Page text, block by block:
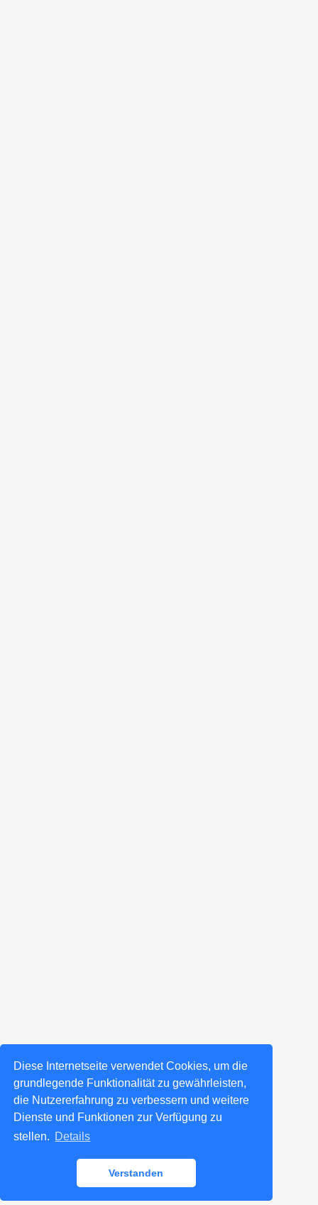
Diese Internetseite verwendet Cookies, um die
grundlegende Funktionalität zu gewährleisten,
die Nutzererfahrung zu verbessern und weitere
Dienste und Funktionen zur Verfügung zu
stellen. Details
Verstanden